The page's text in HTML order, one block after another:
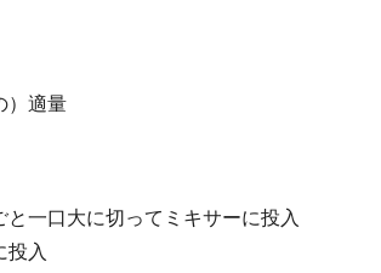
）適量
一口大に切ってミキサーに投入
投入